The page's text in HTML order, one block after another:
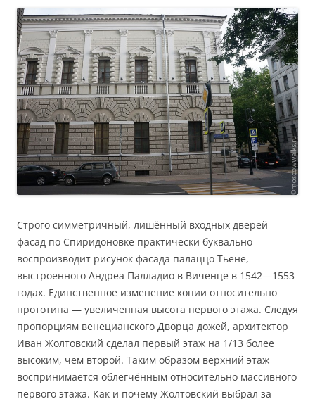
Строго симметричный, лишённый входных дверей
фасад по Спиридоновке практически буквально
воспроизводит рисунок фасада палаццо Тьене,
выстроенного Андреа Палладио в Виченце в 1542—1553
годах. Единственное изменение копии относительно
прототипа — увеличенная высота первого этажа. Следуя
пропорциям венецианского Дворца дожей, архитектор
Иван Жолтовский сделал первый этаж на 1/13 более
высоким, чем второй. Таким образом верхний этаж
воспринимается облегчённым относительно массивного
первого этажа. Как и почему Жолтовский выбрал за